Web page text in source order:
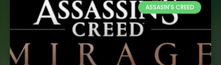
ASSASIN'S CREED